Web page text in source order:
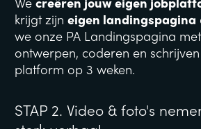
We creëren jouw eigen
krijgt zijn eigen landingspagina
we onze PA Landingspagina
ontwerpen, coderen en
platform op 3 weken.
STAP 2. Video & foto's